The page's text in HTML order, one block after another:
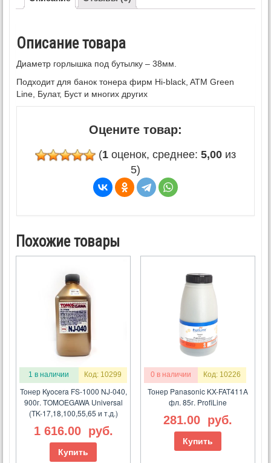
Описание товара
Диаметр горлышка под бутылку – 38мм.
Подходит для банок тонера фирм Hi-black, ATM Green
Line, Булат, Буст и многих других
Оцените товар:
(1 оценок, среднее: 5,00 из
5)
Похожие товары
1 в наличии Код: 10299
Тонер Kyocera FS-1000 NJ-040,
900г. TOMOEGAWA Universal
(TK-17,18,100,55,65 и т.д.)
1 616.00 руб.
Купить
0 в наличии Код: 10226
Тонер Panasonic KX-FAT411A
фл. 85г. ProfiLine
281.00 руб.
Купить